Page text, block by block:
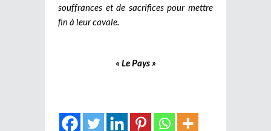
souffrances et de sacrifices pour mettre
fin à leur cavale.
« Le Pays »